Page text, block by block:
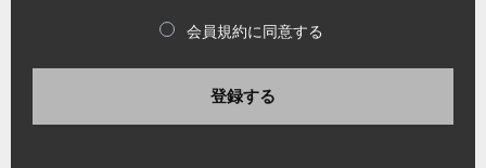
会員規約に同意する
登録する